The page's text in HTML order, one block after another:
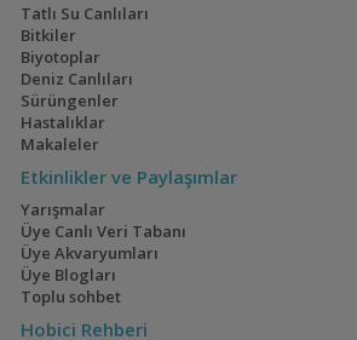
Tatlı Su Canlıları
Bitkiler
Biyotoplar
Deniz Canlıları
Sürüngenler
Hastalıklar
Makaleler
Etkinlikler ve Paylaşımlar
Yarışmalar
Üye Canlı Veri Tabanı
Üye Akvaryumları
Üye Blogları
Toplu sohbet
Hobici Rehberi